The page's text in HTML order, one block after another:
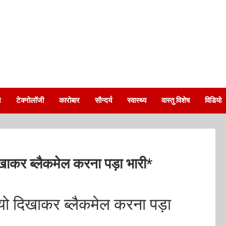
टेक्नोलॉजी कारोबार सौन्दर्य स्वास्थ्य वास्तु विशेष विडियो
ब्लैकमेल करना पड़ा भारी*
दिखाकर ब्लैकमेल करना पड़ा